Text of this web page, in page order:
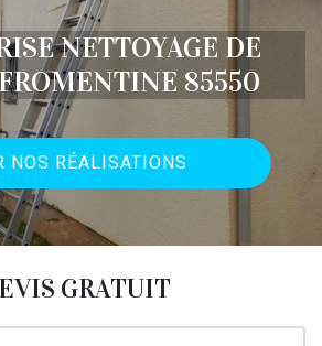
NETTOYAGE DE
85550
NOS RÉALISATIONS
GRATUIT